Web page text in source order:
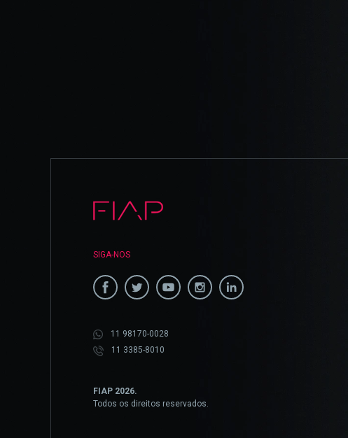
SIGA-NOS
11 98170-0028
11 3385-8010
FIAP 2026.
Todos os direitos reservados.